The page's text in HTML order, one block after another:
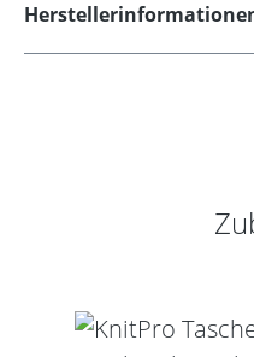
Produktgalerie